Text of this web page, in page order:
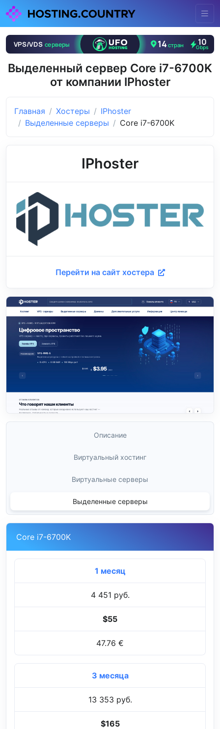
Выделенный сервер Core i7-6700K
от компании IPhoster
Главная Хостеры
IPhoster
Выделенные серверы
Core i7-6700K
IPhoster
Перейти на сайт хостера
Описание
Виртуальный хостинг
Виртуальные серверы
Выделенные серверы
Core i7-6700K
1 месяц
4 451 руб.
$55
47.76 €
3 месяца
13 353 руб.
$165